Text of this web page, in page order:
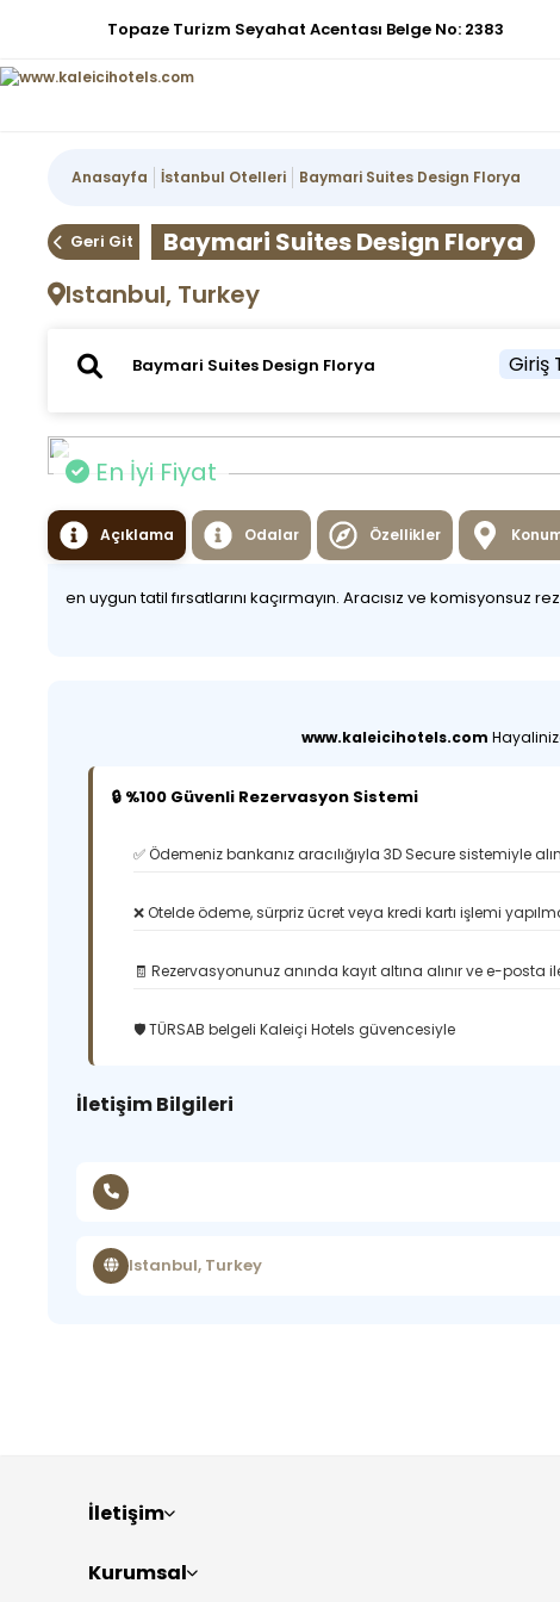
Topaze Turizm Seyahat Acentası Belge No: 2383
Anasayfa İstanbul Otelleri Baymari Suites Design Florya
Geri Git
Baymari Suites Design Florya
Istanbul, Turkey
Giriş
En İyi Fiyat
Açıklama Odalar Özellikler
en uygun tatil fırsatlarını kaçırmayın. Aracısız ve komisyonsuz
www.kaleicihotels.com
🔒 %100 Güvenli Rezervasyon Sistemi
✅ Ödemeniz bankanız aracılığıyla 3D Secure sistemiyle
❌ Otelde ödeme, sürpriz ücret veya kredi kartı işlemi
🧾 Rezervasyonunuz anında kayıt altına alınır ve e-posta
🛡️ TÜRSAB belgeli Kaleiçi Hotels güvencesiyle
İletişim Bilgileri
Istanbul, Turkey
İletişim
Kurumsal